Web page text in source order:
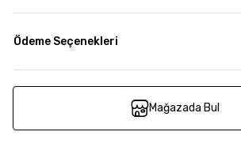
Ödeme Seçenekleri
Mağazada Bul